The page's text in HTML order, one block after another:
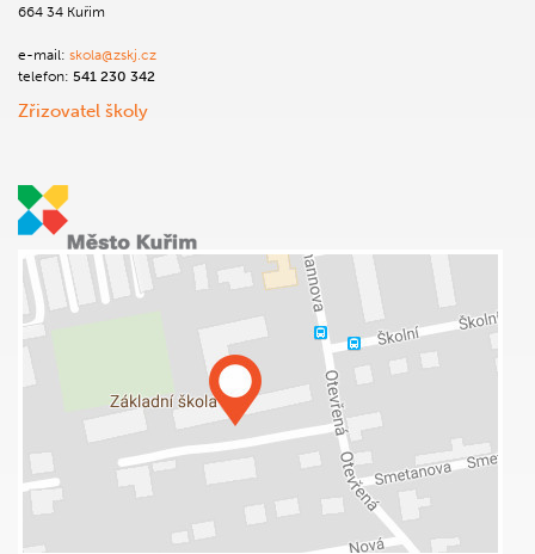
664 34 Kuřim
e-mail: skola@zskj.cz
telefon: 541 230 342
Zřizovatel školy